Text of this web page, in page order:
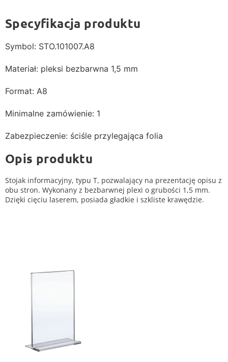
Specyfikacja produktu
Symbol: STO.101007.A8
Materiał: pleksi bezbarwna 1,5 mm
Format: A8
Minimalne zamówienie: 1
Zabezpieczenie: ściśle przylegająca folia
Opis produktu
Stojak informacyjny, typu T, pozwalający na prezentację opisu z
obu stron. Wykonany z bezbarwnej plexi o grubości 1,5 mm.
Dzięki cięciu laserem, posiada gładkie i szkliste krawędzie.